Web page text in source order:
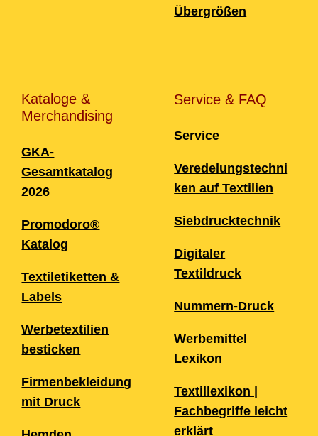
Übergrößen
Kataloge &
Merchandising
GKA-
Gesamtkatalog
2026
Promodoro®
Katalog
Textiletiketten &
Labels
Werbetextilien
besticken
Firmenbekleidung
mit Druck
Service & FAQ
Service
Veredelungstechni
ken auf Textilien
Siebdrucktechnik
Digitaler
Textildruck
Nummern-Druck
Werbemittel
Lexikon
Textillexikon |
Fachbegriffe leicht
erklärt